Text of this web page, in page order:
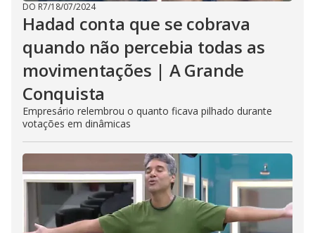
DO R7/18/07/2024
Hadad conta que se cobrava
quando não percebia todas as
movimentações | A Grande
Conquista
Empresário relembrou o quanto ficava pilhado durante
votações em dinâmicas